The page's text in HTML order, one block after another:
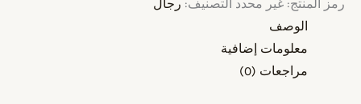
رمز المنتج: غير محدد التصنيف: رجال
الوصف
معلومات إضافية
مراجعات (0)